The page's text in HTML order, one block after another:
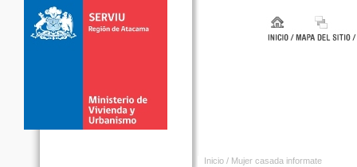
Inicio / Mujer casada informate